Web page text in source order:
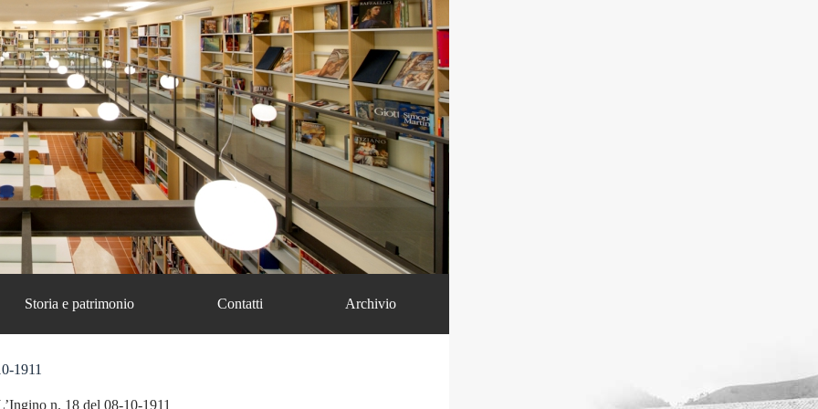
Storia e patrimonio Contatti Archivio
1911
n. 18 del 08-10-1911